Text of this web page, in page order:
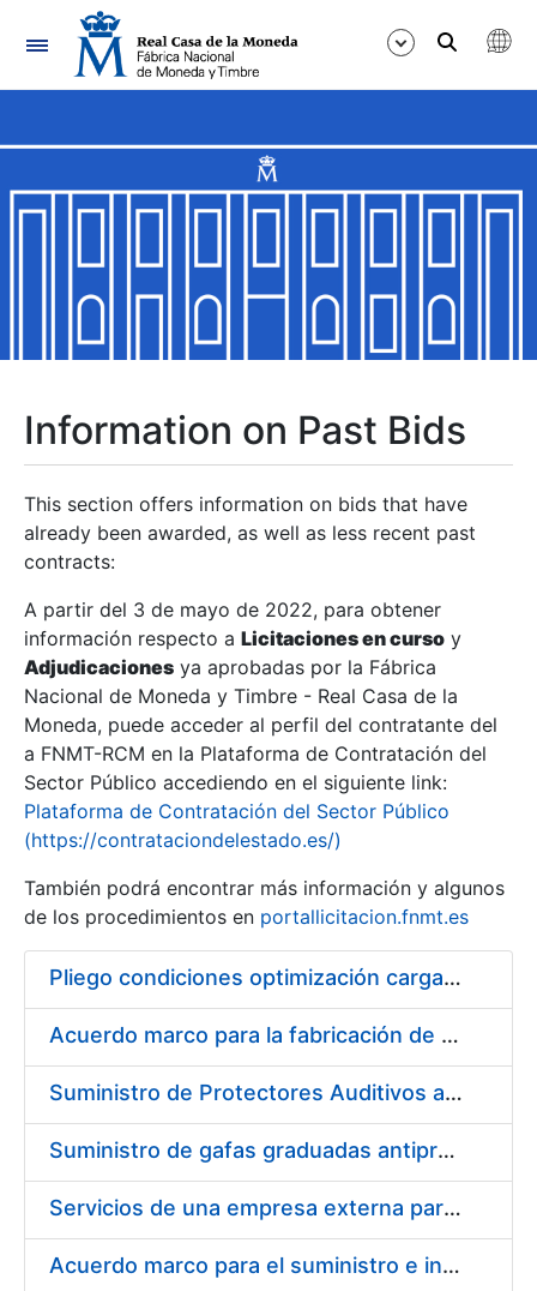
Navigation
Show/Hide
Show/Hide
Show/Hide
Show/Hide
Show/Hide
Show/Hide
Information on Past Bids
This section offers information on bids that have
already been awarded, as well as less recent past
contracts:
A partir del 3 de mayo de 2022, para obtener
información respecto a Licitaciones en curso y
Adjudicaciones ya aprobadas por la Fábrica
Nacional de Moneda y Timbre - Real Casa de la
Moneda, puede acceder al perfil del contratante del
a FNMT-RCM en la Plataforma de Contratación del
Sector Público accediendo en el siguiente link:
Plataforma de Contratación del Sector Público
(https://contrataciondelestado.es/)
También podrá encontrar más información y algunos
de los procedimientos en portallicitacion.fnmt.es
Pliego condiciones optimización cargas compras firmado
Acuerdo marco para la fabricación de piezas
Suministro de Protectores Auditivos a medida para las personas trabajadoras de los Centros de Trabajo de Madrid y Burgos
Suministro de gafas graduadas antiproyecciones para los trabajadores de la FNMT-RCM en los centros de trabajo de Madrid y Burgos
Servicios de una empresa externa para el asesoramiento y resolución de los recursos de alzada que se presentan relacionados con procesos de selección para la FNMT-RCM
Acuerdo marco para el suministro e instalación de persianas, estores y otros complementos